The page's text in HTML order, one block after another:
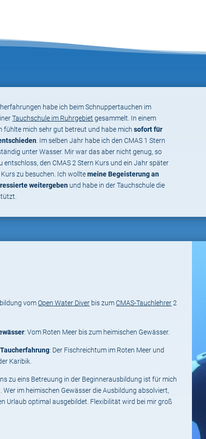
habe ich beim Schnuppertauchen im
Tauchschule im Ruhrgebiet gesammelt. In einem
fühlte mich sehr gut betreut und habe michsofort für
. Im selben Jahr habe ich den CMAS 1 Stern
unter Wasser. Mir war das aber nicht genug, so
entschloss, den CMAS 2 Stern Kurs und ein Jahr später
Kurs zu besuchen. Ich wolltemeine Begeisterung an
weitergeben und habe in der Tauchschule die
vomOpen Water Diver bis zumCMAS-Tauchlehrer2
: Vom Roten Meer bis zum heimischen Gewässer.
: Der Fischreichtum im Roten Meer und
Karibik.
zu eins Betreuung in der Beginnerausbildung ist für mich
Wer im heimischen Gewässer die Ausbildung absolviert,
Urlaub optimal ausgebildet. Flexibilität wird bei mir groß